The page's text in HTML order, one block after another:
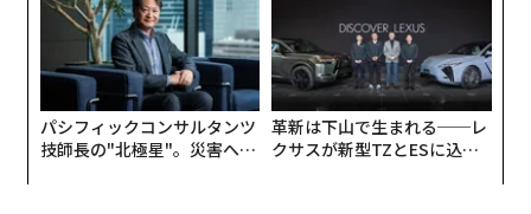
パシフィックコンサルタンツ
技師長の"北極星"。災害への
革新は下山で生まれる──レ
クサスが新型TZとESに込め